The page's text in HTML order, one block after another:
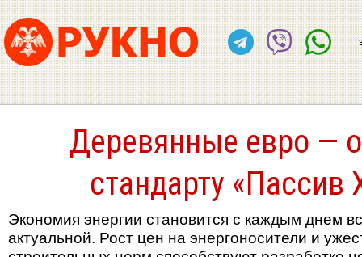
Деревянные евро —
стандарту «Пассив
Экономия энергии становится с каждым днем
актуальной. Рост цен на энергоносители и